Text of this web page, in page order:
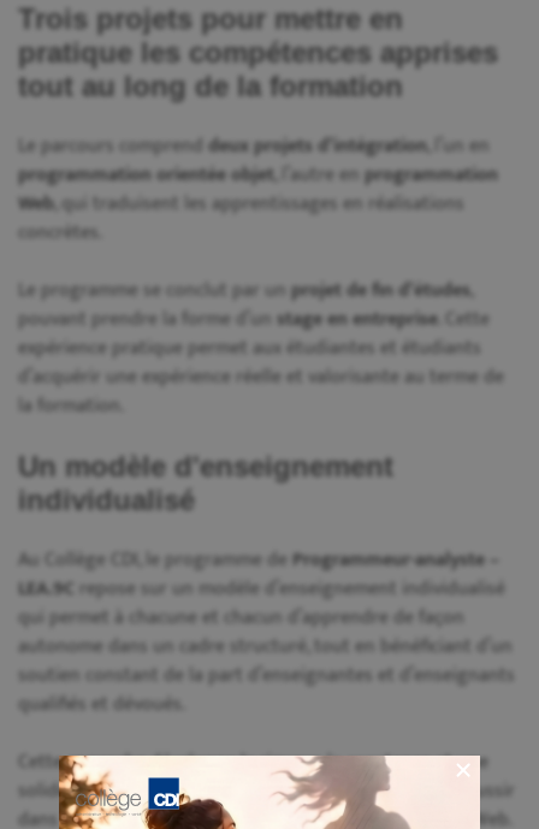
Trois projets pour mettre en
pratique les compétences apprises
tout au long de la formation
Le parcours comprend deux projets d’intégration , l’un en
programmation orientée objet , l’autre en programmation
Web , qui traduisent les apprentissages en réalisations
concrètes.
Le programme se conclut par un projet de fin d’études
pouvant prendre la forme d’un stage en entreprise . Cette
expérience pratique permet aux étudiantes et étudiants
d’acquérir une expérience réelle et valorisante au terme de
la formation.
Un modèle d'enseignement
individualisé
Au Collège CDI, le programme de Programmeur-analyste –
LEA.9C repose sur un modèle d’enseignement individualisé
qui permet à chacune et chacun d’apprendre de façon
autonome dans un cadre structuré, tout en bénéficiant d’un
soutien constant de la part d’enseignantes et d’enseignants
qualifiés et dévoués.
Cette approche développe la rigueur, la constance et une
solide maîtrise technique, des atouts essentiels pour réussir
dans les carrières en développement de logiciels et du Web.